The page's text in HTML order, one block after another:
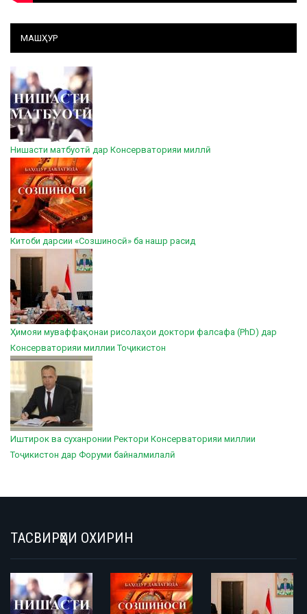
МАШҲУР
Нишасти матбуотӣ дар Консерваторияи миллӣ
Китоби дарсии «Созшиносӣ» ба нашр расид
Ҳимояи муваффақонаи рисолаҳои доктори фалсафа (PhD) дар
Консерваторияи миллии Тоҷикистон
Иштирок ва суханронии Ректори Консерваторияи миллии
Тоҷикистон дар Форуми байналмилалӣ
ТАСВИРҲОИ ОХИРИН